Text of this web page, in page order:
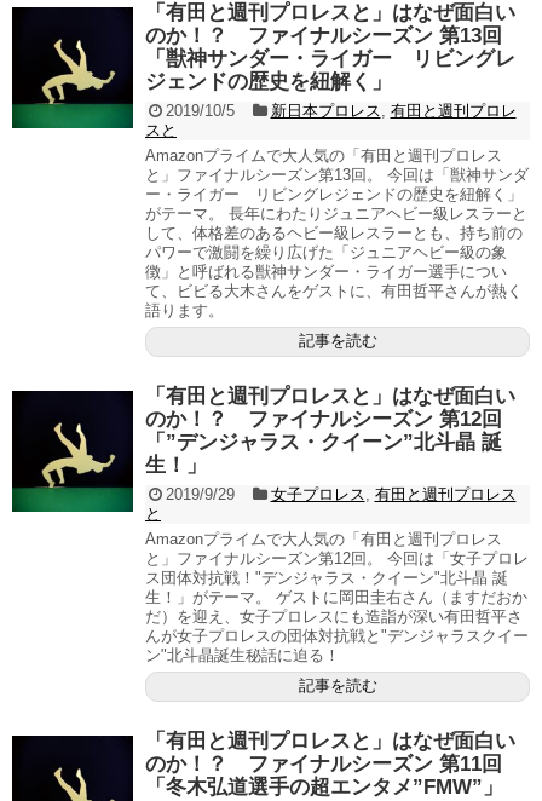
「有田と週刊プロレスと」はなぜ面白い
のか！？ ファイナルシーズン 第13回
「獣神サンダー・ライガー リビングレ
ジェンドの歴史を紐解く」
2019/10/5 新日本プロレス, 有田と週刊プロレ
スと
Amazonプライムで大人気の「有田と週刊プロレス
と」ファイナルシーズン第13回。 今回は「獣神サンダ
ー・ライガー リビングレジェンドの歴史を紐解く」
がテーマ。 長年にわたりジュニアヘビー級レスラーと
して、体格差のあるヘビー級レスラーとも、持ち前の
パワーで激闘を繰り広げた「ジュニアヘビー級の象
徴」と呼ばれる獣神サンダー・ライガー選手につい
て、ビビる大木さんをゲストに、有田哲平さんが熱く
語ります。
記事を読む
「有田と週刊プロレスと」はなぜ面白い
のか！？ ファイナルシーズン 第12回
「”デンジャラス・クイーン”北斗晶 誕
生！」
2019/9/29 女子プロレス, 有田と週刊プロレス
と
Amazonプライムで大人気の「有田と週刊プロレス
と」ファイナルシーズン第12回。 今回は「女子プロレ
ス団体対抗戦！"デンジャラス・クイーン"北斗晶 誕
生！」がテーマ。 ゲストに岡田圭右さん（ますだおか
だ）を迎え、女子プロレスにも造詣が深い有田哲平さ
んが女子プロレスの団体対抗戦と"デンジャラスクイー
ン"北斗晶誕生秘話に迫る！
記事を読む
「有田と週刊プロレスと」はなぜ面白い
のか！？ ファイナルシーズン 第11回
「冬木弘道選手の超エンタメ”FMW”」